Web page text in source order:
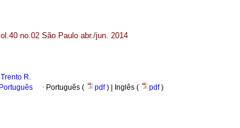
no.02 São Paulo abr./jun. 2014
R.
· Português ( pdf) | Inglês ( pdf)